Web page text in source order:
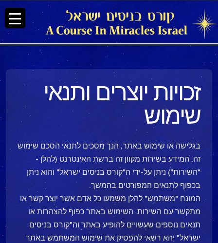
זכויות יוצרים ותנאי
שימוש
בגלישה או שימוש באתר, הנך מסכים לתנאי הסכם שימוש
זה. המידע בשירות מקוון זה ברשת האינטרנט (להלן -
"השירות") ניתן על-ידי ה"קורס בניסים ישראל" והוא ניתן
בכפוף לתנאים המפורטים בהמשך.
המונח "משתמש" להלן משמעו כל אדם אשר יוצר קשר או
מתקשר עם השירות. השימוש באתר כפוף להצהרות או
תנאים נוספים שעשויים להופיע באתר וה"קורס בניסים
ישראל" יהא רשאי להפסיק את שימוש המשתמש באתר